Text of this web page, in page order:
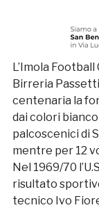
L’Imola
Birreria
centenaria la
dai colori
palcoscenici di
mentre per 12
Nel 1969/70
risultato
tecnico Ivo